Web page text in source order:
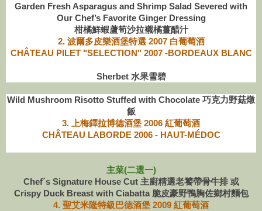
Garden Fresh Asparagus and Shrimp Salad Severed with
Our Chef’s Favorite Ginger Dressing
柑橘鮮蝦蘆筍沙拉襯橘薑醋汁
2. 波爾多皮樂酒堡特選 2007 白葡萄酒
CHÂTEAU PILET "SELECTION" 2007 -BORDEAUX BLANC
Sherbet 水果雪碧
Wild Mushroom Risotto Stuffed with Chocolate 巧克力野菇燉
飯
3. 上梅鐸拉博德酒堡 2006 紅葡萄酒
CHÂTEAU LABORDE 2006 - HAUT-MÉDOC
主菜(二選一)
Chef´s Signature House Cut 主廚精選老饕帶骨牛排 或
Crispy Duck Breast with Ciabatta 脆皮豪野鴨胸佐鄉村麵包
4. 聖艾米隆特級巴德酒堡 2009 紅葡萄酒